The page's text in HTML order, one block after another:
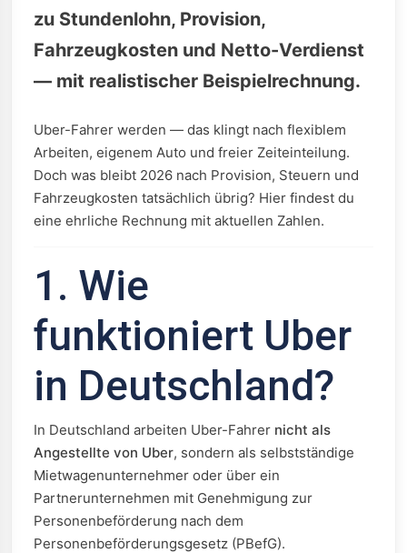
zu Stundenlohn, Provision,
Fahrzeugkosten und Netto-Verdienst
— mit realistischer Beispielrechnung.
Uber-Fahrer werden — das klingt nach flexiblem
Arbeiten, eigenem Auto und freier Zeiteinteilung.
Doch was bleibt 2026 nach Provision, Steuern und
Fahrzeugkosten tatsächlich übrig? Hier findest du
eine ehrliche Rechnung mit aktuellen Zahlen.
1. Wie
funktioniert Uber
in Deutschland?
In Deutschland arbeiten Uber-Fahrer nicht als
Angestellte von Uber, sondern als selbstständige
Mietwagenunternehmer oder über ein
Partnerunternehmen mit Genehmigung zur
Personenbeförderung nach dem
Personenbeförderungsgesetz (PBefG).